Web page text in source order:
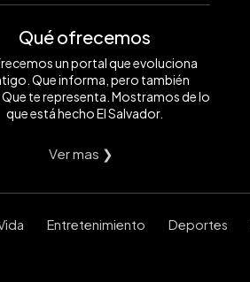
Qué ofrecemos
un portal que evoluciona
Que informa, pero también
te representa. Mostramos de lo
que está hecho El Salvador.
Ver mas ❯
Entretenimiento Deportes